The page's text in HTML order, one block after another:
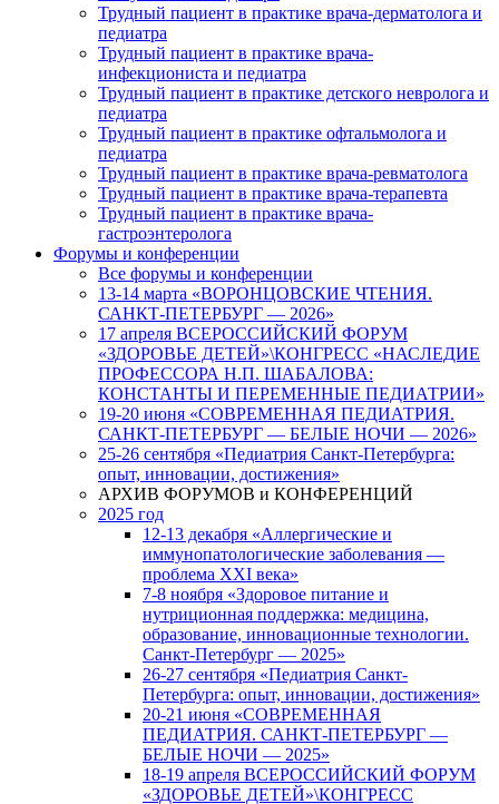
Трудный пациент в практике врача-дерматолога и
педиатра
Трудный пациент в практике врача-
инфекциониста и педиатра
Трудный пациент в практике детского невролога и
педиатра
Трудный пациент в практике офтальмолога и
педиатра
Трудный пациент в практике врача-ревматолога
Трудный пациент в практике врача-терапевта
Трудный пациент в практике врача-
гастроэнтеролога
Форумы и конференции
Все форумы и конференции
13-14 марта «ВОРОНЦОВСКИЕ ЧТЕНИЯ.
САНКТ-ПЕТЕРБУРГ — 2026»
17 апреля ВСЕРОССИЙСКИЙ ФОРУМ
«ЗДОРОВЬЕ ДЕТЕЙ»\КОНГРЕСС «НАСЛЕДИЕ
ПРОФЕССОРА Н.П. ШАБАЛОВА:
КОНСТАНТЫ И ПЕРЕМЕННЫЕ ПЕДИАТРИИ»
19-20 июня «СОВРЕМЕННАЯ ПЕДИАТРИЯ.
САНКТ-ПЕТЕРБУРГ — БЕЛЫЕ НОЧИ — 2026»
25-26 сентября «Педиатрия Санкт-Петербурга:
опыт, инновации, достижения»
АРХИВ ФОРУМОВ и КОНФЕРЕНЦИЙ
2025 год
12-13 декабря «Аллергические и
иммунопатологические заболевания —
проблема XXI века»
7-8 ноября «Здоровое питание и
нутриционная поддержка: медицина,
образование, инновационные технологии.
Санкт-Петербург — 2025»
26-27 сентября «Педиатрия Санкт-
Петербурга: опыт, инновации, достижения»
20-21 июня «СОВРЕМЕННАЯ
ПЕДИАТРИЯ. САНКТ-ПЕТЕРБУРГ —
БЕЛЫЕ НОЧИ — 2025»
18-19 апреля ВСЕРОССИЙСКИЙ ФОРУМ
«ЗДОРОВЬЕ ДЕТЕЙ»\КОНГРЕСС